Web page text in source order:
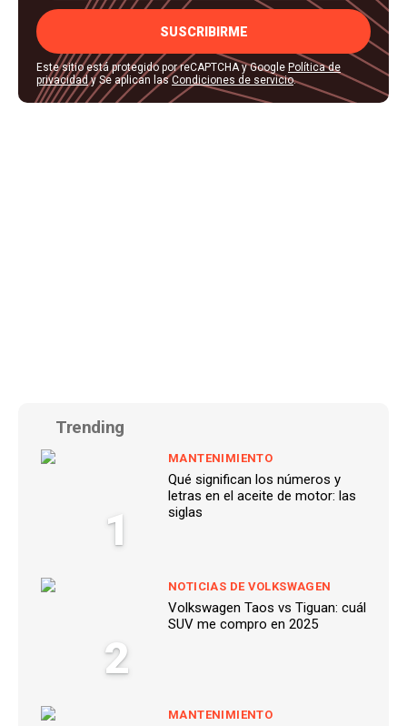
SUSCRIBIRME
Este sitio está protegido por reCAPTCHA y Google Política de
privacidad y Se aplican lasCondiciones de servicio.
Trending
1
MANTENIMIENTO
Qué significan los números y
letras en el aceite de motor: las
siglas
2
NOTICIAS DE VOLKSWAGEN
Volkswagen Taos vs Tiguan: cuál
SUV me compro en 2025
MANTENIMIENTO